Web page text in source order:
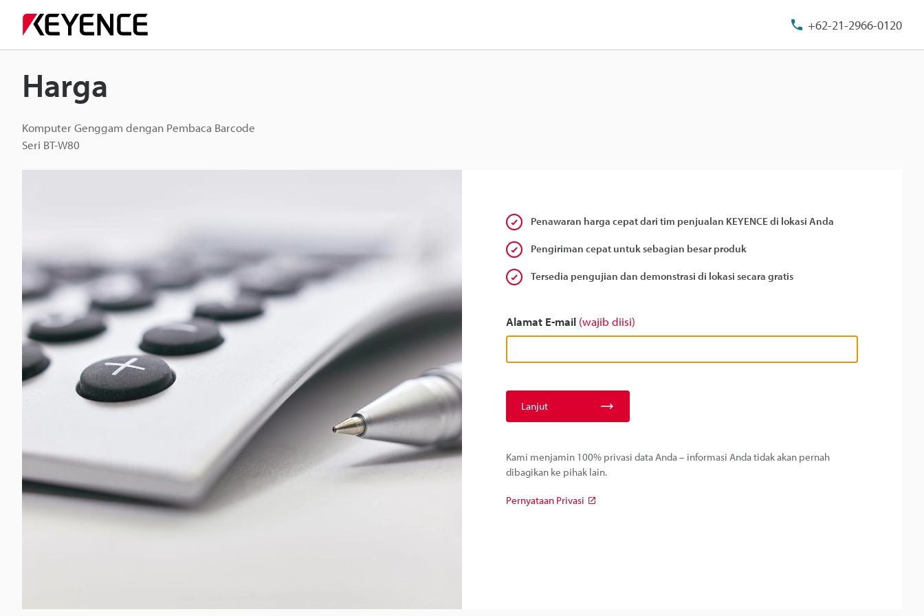
+62-21-2966-0120
Harga
Komputer Genggam dengan Pembaca Barcode
Seri BT-W80
Penawaran harga cepat dari tim penjualan KEYENCE di lokasi Anda
Pengiriman cepat untuk sebagian besar produk
Tersedia pengujian dan demonstrasi di lokasi secara gratis
Alamat E-mail (wajib diisi)
Lanjut
Kami menjamin 100% privasi data Anda – informasi Anda tidak akan pernah
dibagikan ke pihak lain.
Pernyataan Privasi